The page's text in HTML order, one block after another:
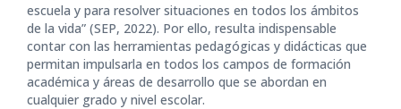
escuela y para resolver situaciones en todos los ámbitos
de la vida” (SEP, 2022). Por ello, resulta indispensable
contar con las herramientas pedagógicas y didácticas que
permitan impulsarla en todos los campos de formación
académica y áreas de desarrollo que se abordan en
cualquier grado y nivel escolar.